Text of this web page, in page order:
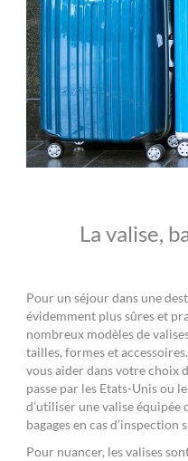
La valise,
Pour un séjour dans une
évidemment plus sûres et
nombreux modèles de
tailles, formes et
vous aider dans votre choix
passe par les Etats-Unis ou
d’utiliser une valise équipée
bagages en cas
Pour nuancer, les valises